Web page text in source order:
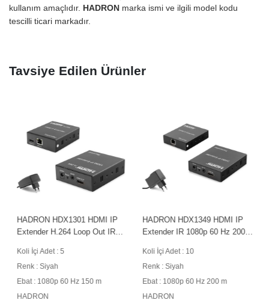
kullanım amaçlıdır. HADRON marka ismi ve ilgili model kodu
tescilli ticari markadır.
Tavsiye Edilen Ürünler
HADRON HDX1301 HDMI IP
Extender H.264 Loop Out IR
Koli İçi Adet : 5
Renk : Siyah
Ebat : 1080p 60 Hz 150 m
HADRON
HADRON HDX1349 HDMI IP
Extender IR 1080p 60 Hz 200 m
Koli İçi Adet : 10
Renk : Siyah
Ebat : 1080p 60 Hz 200 m
HADRON